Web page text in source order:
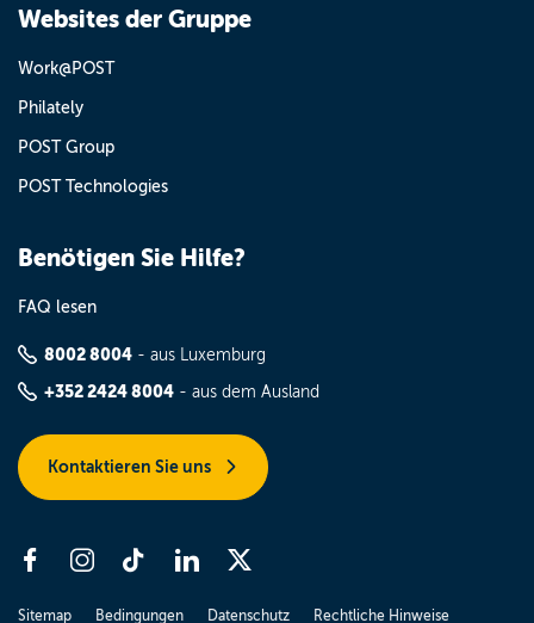
Websites der Gruppe
Work@POST
Philately
POST Group
POST Technologies
Benötigen Sie Hilfe?
FAQ lesen
8002 8004 - aus Luxemburg
+352 2424 8004 - aus dem Ausland
Kontaktieren Sie uns
Sitemap Bedingungen Datenschutz Rechtliche Hinweise